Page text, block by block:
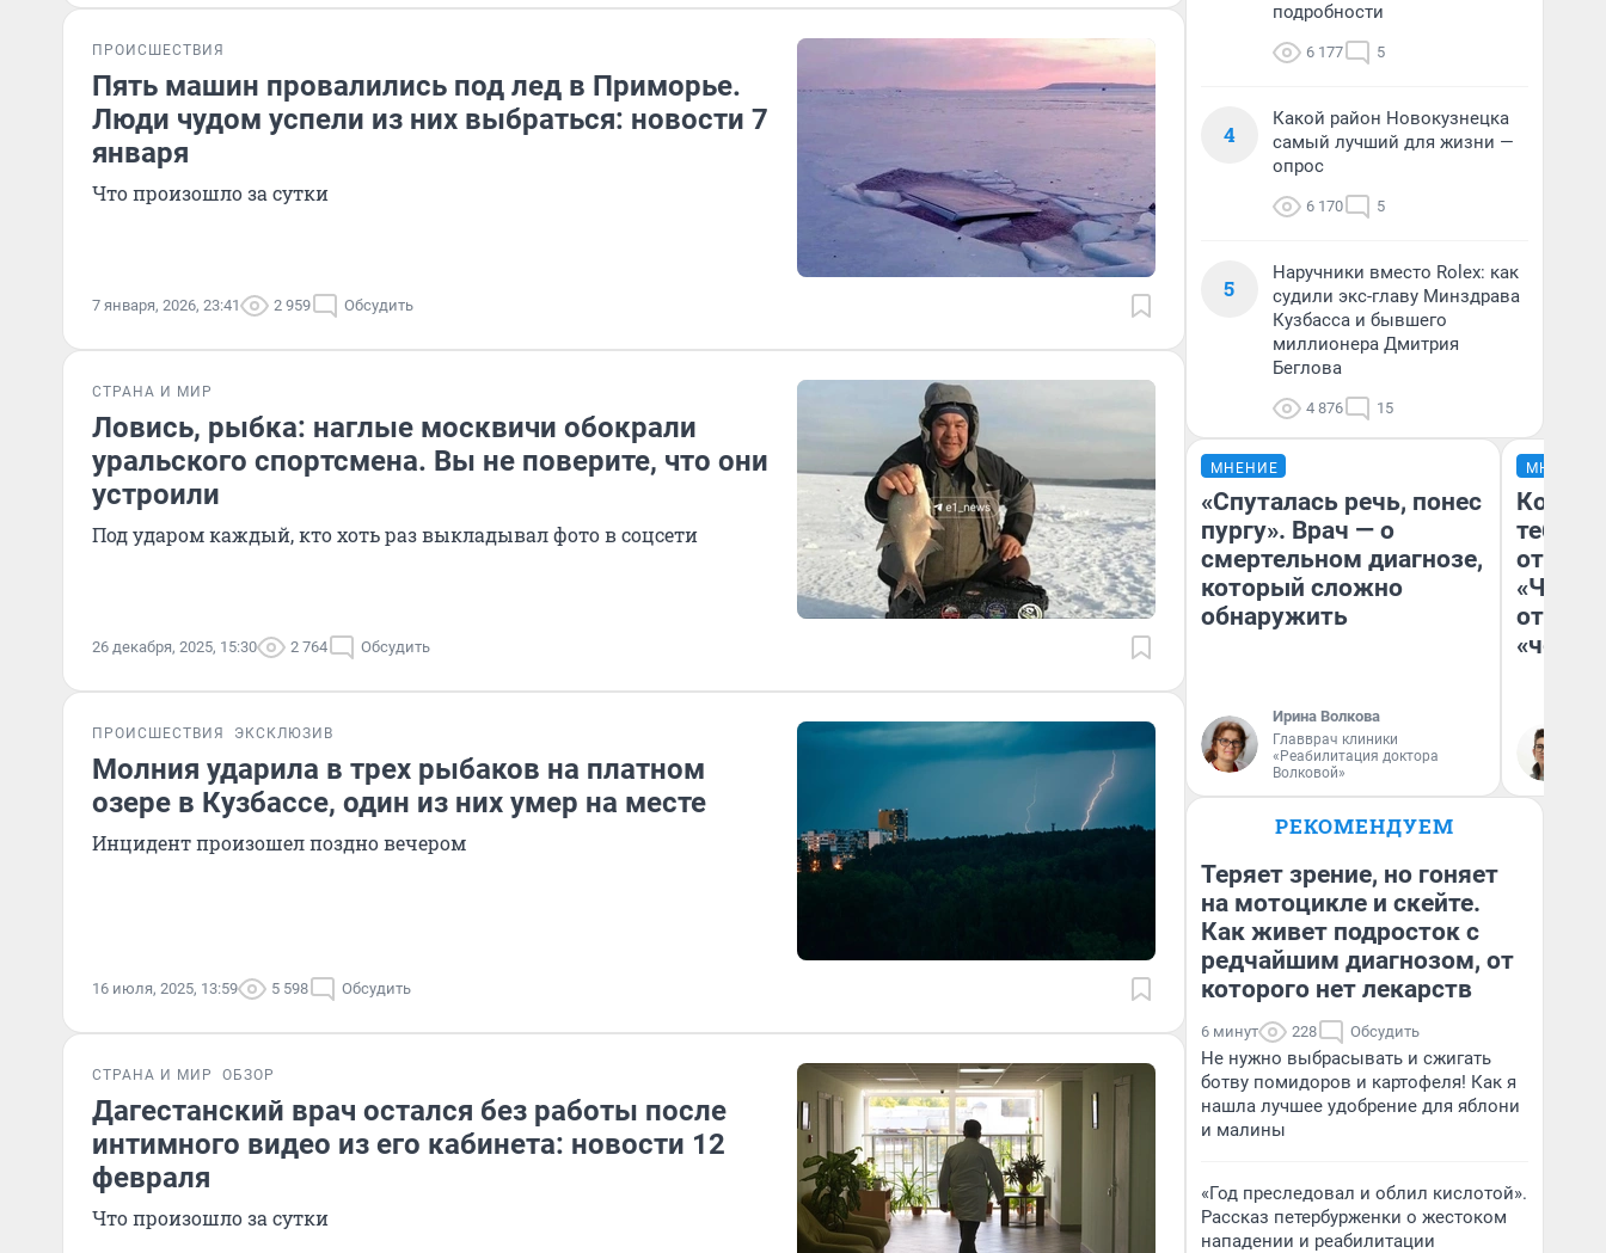
ПРОИСШЕСТВИЯ
Пять машин провалились под лед в Приморье.
Люди чудом успели из них выбраться: новости 7
января
Что произошло за сутки
7 января, 2026, 23:41 2 959 Обсудить
СТРАНА И МИР
Ловись, рыбка: наглые москвичи обокрали
уральского спортсмена. Вы не поверите, что они
устроили
Под ударом каждый, кто хоть раз выкладывал фото в соцсети
26 декабря, 2025, 15:30 2 764 Обсудить
ПРОИСШЕСТВИЯ ЭКСКЛЮЗИВ
Молния ударила в трех рыбаков на платном
озере в Кузбассе, один из них умер на месте
Инцидент произошел поздно вечером
16 июля, 2025, 13:59 5 598 Обсудить
СТРАНА И МИР ОБЗОР
Дагестанский врач остался без работы после
интимного видео из его кабинета: новости 12
февраля
Что произошло за сутки
подробности
6 177 5
4
Какой район Новокузнецка
самый лучший для жизни —
опрос
6 170 5
5
Наручники вместо Rolex: как
судили экс-главу Минздрава
Кузбасса и бывшего
миллионера Дмитрия
Беглова
4 876 15
МНЕНИЕ
«Спуталась речь, понес
пургу». Врач — о
смертельном диагнозе,
который сложно
обнаружить
Ирина Волкова
Главврач клиники
«Реабилитация доктора
Волковой»
МНЕНИЕ
тебя
отзыв
РЕКОМЕНДУЕМ
Теряет зрение, но гоняет
на мотоцикле и скейте.
Как живет подросток с
редчайшим диагнозом, от
которого нет лекарств
6 минут 228 Обсудить
Не нужно выбрасывать и сжигать
ботву помидоров и картофеля! Как я
нашла лучшее удобрение для яблони
и малины
«Год преследовал и облил кислотой».
Рассказ петербурженки о жестоком
нападении и реабилитации